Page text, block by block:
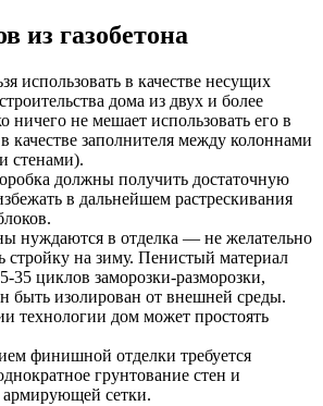
из газобетона
использовать в качестве несущих
дома из двух и более
ничего не мешает использовать его в
качестве заполнителя между колоннами
стенами).
должны получить достаточную
в дальнейшем растрескивания
нуждаются в отделка — не желательно
стройку на зиму. Пенистый материал
35 циклов заморозки-разморозки,
быть изолирован от внешней среды.
технологии дом может простоять
финишной отделки требуется
грунтование стен и
армирующей сетки.